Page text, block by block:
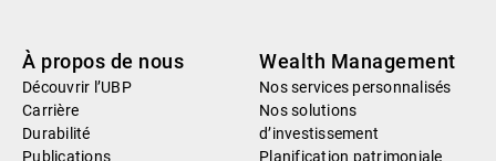
À propos de nous
Découvrir l’UBP
Carrière
Durabilité
Publications
Wealth Management
Nos services personnalisés
Nos solutions
d’investissement
Planification patrimoniale